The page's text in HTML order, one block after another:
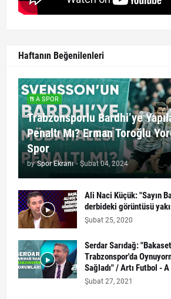
Haftanın Beğenilenleri
A SPOR
Trabzonsporlu Bardhi’ye
Penaltı Mı? Erman Toroğlu
Spor
by Spor Ekranı - Şubat 04, 2024
Ali Naci Küçük: "Sayın
derbideki görüntüsü
Şubat 25, 2020
Serdar Sarıdağ:
Trabzonspor'da
Sağladı" / Artı Futbol - A
Şubat 27, 2021